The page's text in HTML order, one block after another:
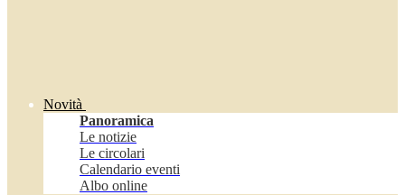
Novità
Panoramica
Le notizie
Le circolari
Calendario eventi
Albo online